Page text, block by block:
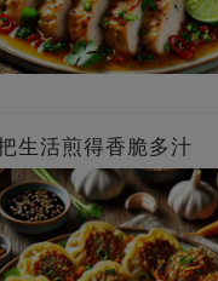
活煎得香脆多汁